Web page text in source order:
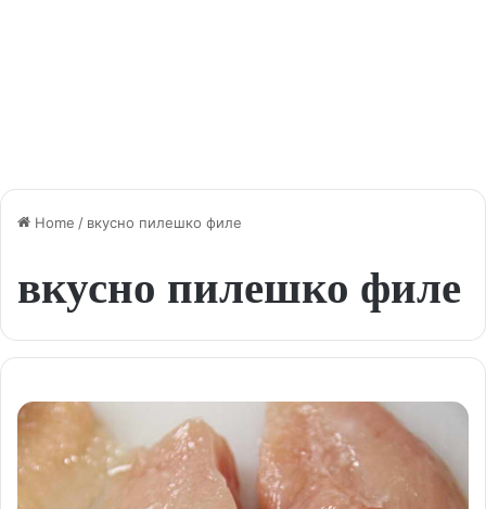
Home / вкусно пилешко филе
вкусно пилешко филе